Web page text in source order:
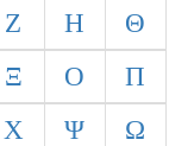
Ζ Η
Θ
Ξ Ο
Π
Χ Ψ Ω